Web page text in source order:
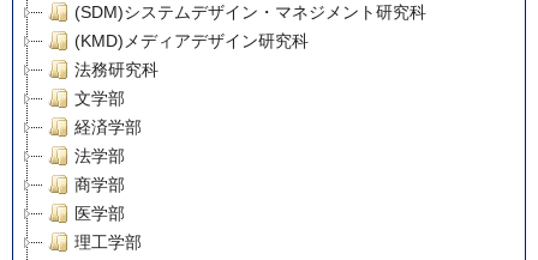
(SDM)システムデザイン・マネジメント研究科
(KMD)メディアデザイン研究科
法務研究科
文学部
経済学部
法学部
商学部
医学部
理工学部